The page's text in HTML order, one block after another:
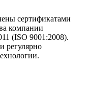
сертификатами
компании
(ISO 9001:2008).
регулярно